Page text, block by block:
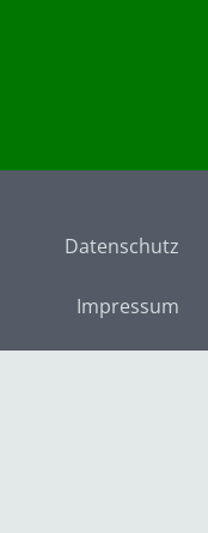
Datenschutz
Impressum